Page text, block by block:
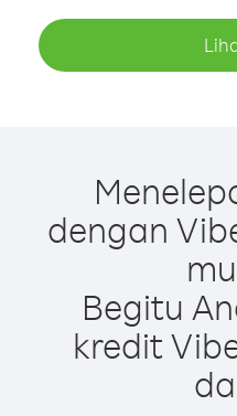
dengan
Begitu
kredit